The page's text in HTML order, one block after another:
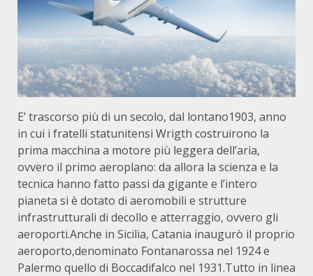
E’ trascorso più di un secolo, dal lontano1903, anno
in cui i fratelli statunitensi Wrigth costruirono la
prima macchina a motore più leggera dell’aria,
ovvero il primo aeroplano: da allora la scienza e la
tecnica hanno fatto passi da gigante e l’intero
pianeta si è dotato di aeromobili e strutture
infrastrutturali di decollo e atterraggio, ovvero gli
aeroporti.Anche in Sicilia, Catania inaugurò il proprio
aeroporto,denominato Fontanarossa nel 1924 e
Palermo quello di Boccadifalco nel 1931.Tutto in linea